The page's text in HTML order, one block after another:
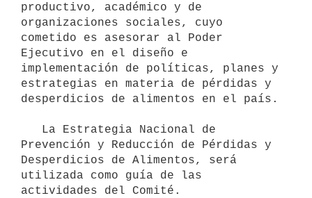
productivo, académico y de
organizaciones sociales, cuyo
cometido es asesorar al Poder
Ejecutivo en el diseño e
implementación de políticas, planes y
estrategias en materia de pérdidas y
desperdicios de alimentos en el país.
Prevención y Reducción de Pérdidas y
Desperdicios de Alimentos, será
utilizada como guía de las
actividades del Comité.